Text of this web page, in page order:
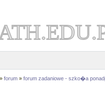
» forum » forum zadaniowe - szko�a